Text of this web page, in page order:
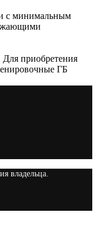
с минимальным
приобретения
ГБ
владельца.